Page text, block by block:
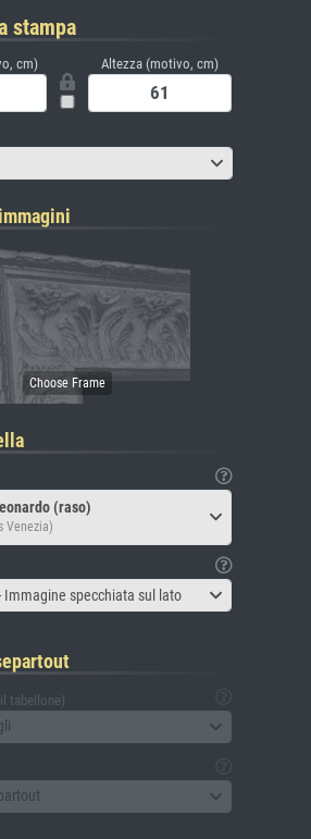
stampa
cm) Altezza (motivo, cm)
(raso)
Venezia)
Immagine specchiata sul lato
tabellone)